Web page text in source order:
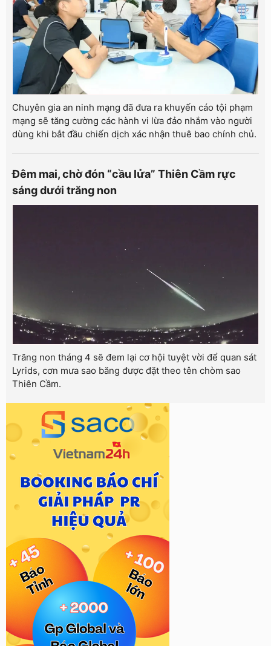
Chuyên gia an ninh mạng đã đưa ra khuyến cáo tội phạm
mạng sẽ tăng cường các hành vi lừa đảo nhắm vào người
dùng khi bắt đầu chiến dịch xác nhận thuê bao chính chủ.
Đêm mai, chờ đón “cầu lửa” Thiên Cầm rực
sáng dưới trăng non
Trăng non tháng 4 sẽ đem lại cơ hội tuyệt vời để quan sát
Lyrids, cơn mưa sao băng được đặt theo tên chòm sao
Thiên Cầm.